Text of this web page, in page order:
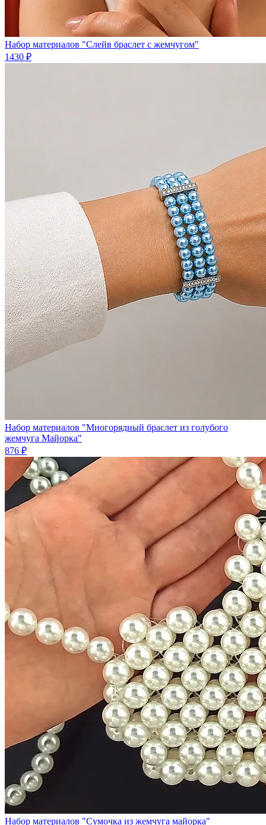
Набор материалов "Слейв браслет с жемчугом"
1430 ₽
Набор материалов "Многорядный браслет из голубого
жемчуга Майорка"
876 ₽
Набор материалов "Сумочка из жемчуга майорка"